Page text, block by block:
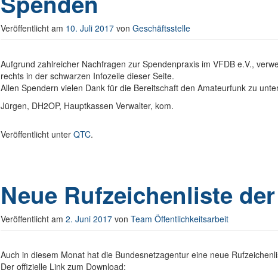
Veröffentlicht am 10. Juli 2017 von Geschäftsstelle
Aufgrund zahlreicher Nachfragen zur Spendenpraxis im VFDB e.V.,
rechts in der schwarzen Infozeile dieser Seite.
Allen Spendern vielen Dank für die Bereitschaft den Amateurfunk zu
Jürgen, DH2OP, Hauptkassen Verwalter, kom.
Veröffentlicht unter QTC.
Neue Rufzeichenliste
Veröffentlicht am 2. Juni 2017 von Team Öffentlichkeitsarbeit
Auch in diesem Monat hat die Bundesnetzagentur eine neue
Der offizielle Link zum Download: